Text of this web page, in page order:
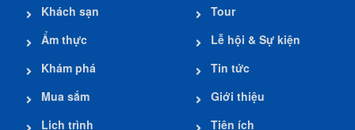
Khách sạn
Ẩm thực
Khám phá
Mua sắm
Lịch trình
Tour
Lễ hội & Sự kiện
Tin tức
Giới thiệu
Tiện ích